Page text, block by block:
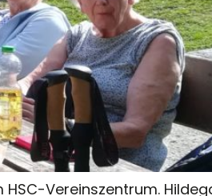
Vereinszentrum.